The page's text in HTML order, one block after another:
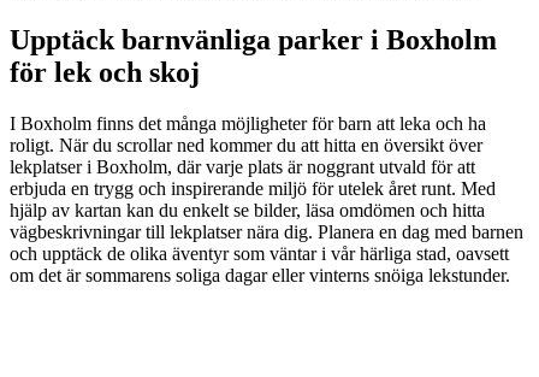
Upptäck barnvänliga parker i Boxholm
för lek och skoj
I Boxholm finns det många möjligheter för barn att leka och ha
roligt. När du scrollar ned kommer du att hitta en översikt över
lekplatser i Boxholm, där varje plats är noggrant utvald för att
erbjuda en trygg och inspirerande miljö för utelek året runt. Med
hjälp av kartan kan du enkelt se bilder, läsa omdömen och hitta
vägbeskrivningar till lekplatser nära dig. Planera en dag med barnen
och upptäck de olika äventyr som väntar i vår härliga stad, oavsett
om det är sommarens soliga dagar eller vinterns snöiga lekstunder.